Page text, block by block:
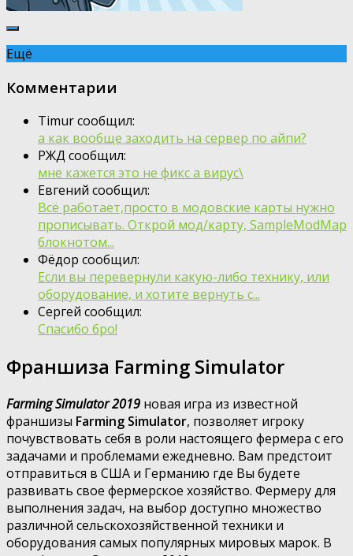
Ещё
Комментарии
Timur сообщил:
а как вообще заходить на сервер по айпи?
РЖД сообщил:
мне кажется это не фикс а вирус\
Евгений сообщил:
Всё работает,просто в модовские карты нужно
прописывать. Открой мод/карту, SampleModMap
блокнотом...
Фёдор сообщил:
Если вы перевернули какую-либо технику, или
оборудование, и хотите вернуть с...
Сергей сообщил:
Спасибо бро!
Франшиза Farming Simulator
Farming Simulator 2019 новая игра из известной
франшизы Farming Simulator, позволяет игроку
почувствовать себя в роли настоящего фермера с его
задачами и проблемами ежедневно. Вам предстоит
отправиться в США и Германию где Вы будете
развивать свое фермерское хозяйство. Фермеру для
выполнения задач, на выбор доступно множество
различной сельскохозяйственной техники и
оборудования самых популярных мировых марок. В